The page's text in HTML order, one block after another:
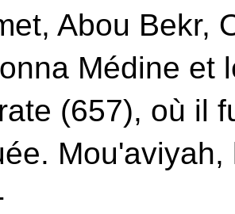
Abou Bekr,
Médine et
(657), où il